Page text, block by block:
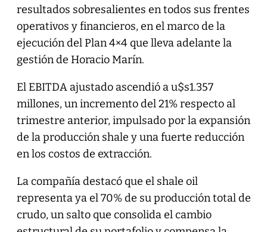
resultados sobresalientes en todos sus frentes
operativos y financieros, en el marco de la
ejecución del Plan 4×4 que lleva adelante la
gestión de Horacio Marín.
El EBITDA ajustado ascendió a u$s1.357
millones, un incremento del 21% respecto al
trimestre anterior, impulsado por la expansión
de la producción shale y una fuerte reducción
en los costos de extracción.
La compañía destacó que el shale oil
representa ya el 70% de su producción total de
crudo, un salto que consolida el cambio